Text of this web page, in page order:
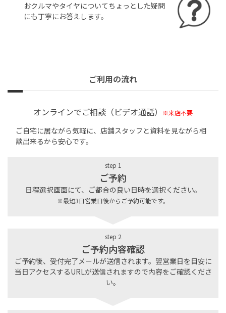
おクルマやタイヤについてちょっとした疑問
にも丁寧にお答えします。
ご利用の流れ
オンラインでご相談（ビデオ通話） ※来店不要
ご自宅に居ながら気軽に、店舗スタッフと資料を見ながら相
談出来るから安心です。
step 1
ご予約
日程選択画面にて、ご都合の良い日時を選択ください。
※最短3日営業日後からご予約可能です。
step 2
ご予約内容確認
ご予約後、受付完了メールが送信されます。翌営業日を目安に
当日アクセスするURLが送信されますので内容をご確認くださ
い。